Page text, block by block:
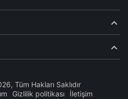
Tüm Hakları Saklıdır
Gizlilik politikası İletişim